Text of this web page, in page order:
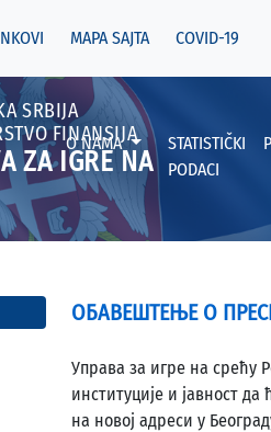
MAPA SAJTA COVID-19
SRBIJA
FINANSIJA
ZA IGRE NA
O NAMA
STATISTIČKI
PODACI
ОБАВЕШТЕЊЕ О
Управа за игре на срећу
институције и јавност да
на новој адреси у